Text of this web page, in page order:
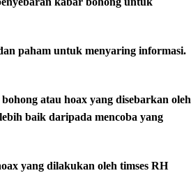
paham untuk menyaring informasi.
atau hoax yang disebarkan oleh
baik daripada mencoba yang
yang dilakukan oleh timses RH